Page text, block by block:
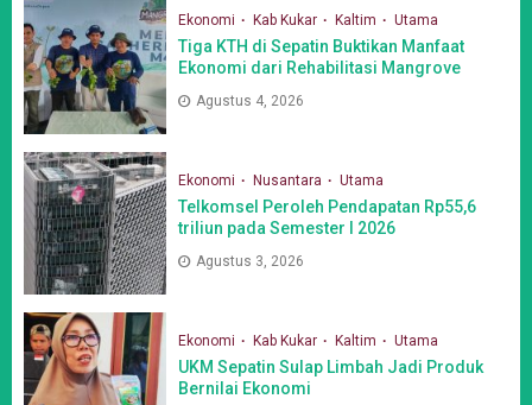
Ekonomi Kab Kukar Kaltim Utama
Tiga KTH di Sepatin Buktikan Manfaat
Ekonomi dari Rehabilitasi Mangrove
Agustus 4, 2026
Ekonomi Nusantara Utama
Telkomsel Peroleh Pendapatan Rp55,6
triliun pada Semester I 2026
Agustus 3, 2026
Ekonomi Kab Kukar Kaltim Utama
UKM Sepatin Sulap Limbah Jadi Produk
Bernilai Ekonomi